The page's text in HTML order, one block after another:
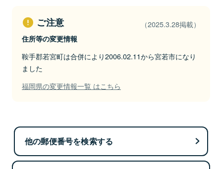
ご注意 （2025.3.28掲載）
住所等の変更情報
鞍手郡若宮町は合併により2006.02.11から宮若市になり
ました
福岡県の変更情報一覧 はこちら
他の郵便番号を検索する